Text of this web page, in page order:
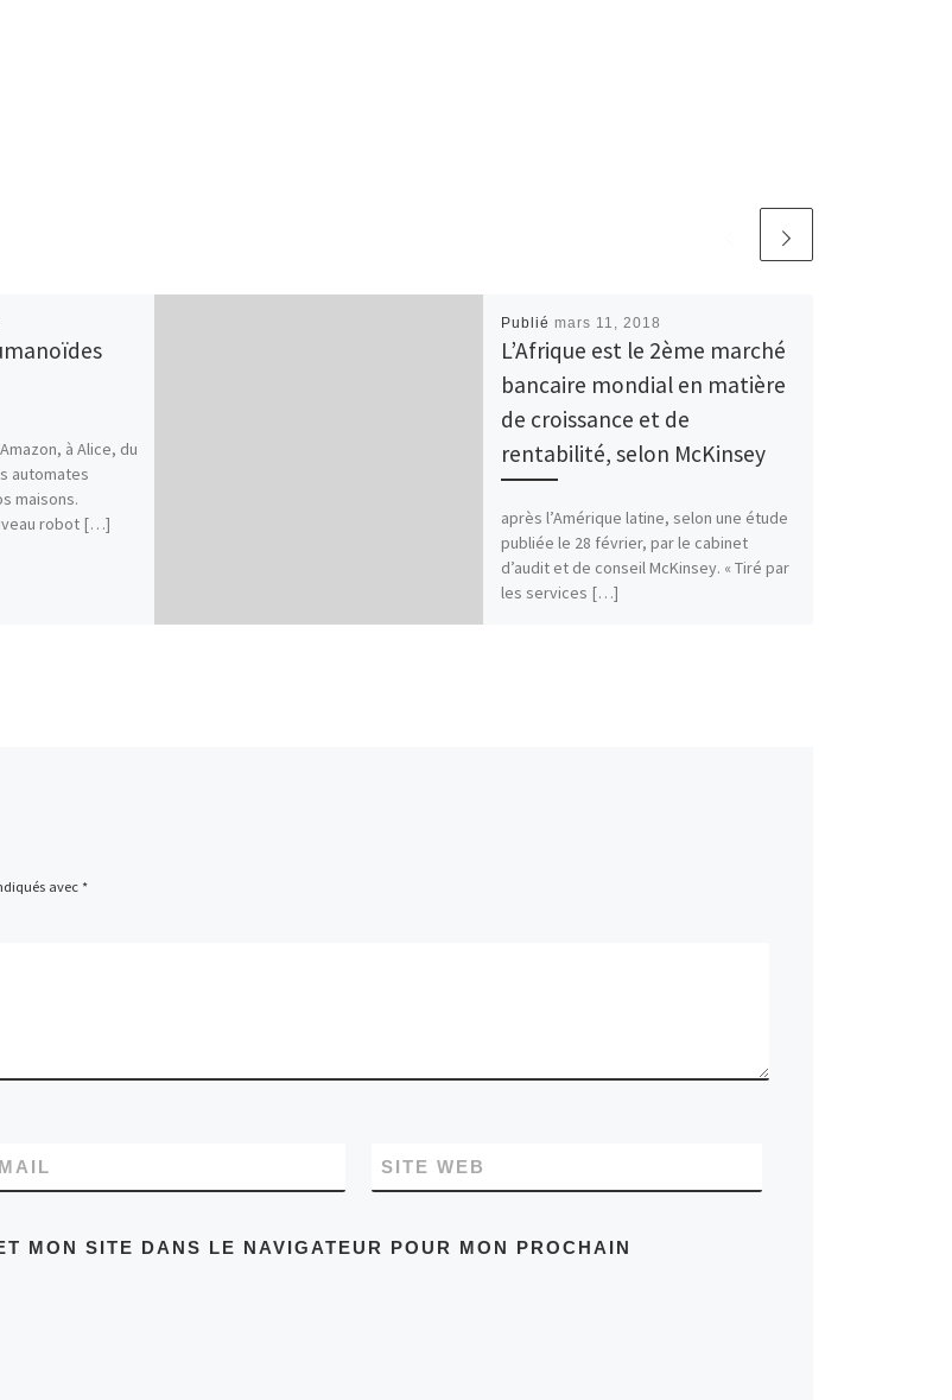
à Alice, du
automates
maisons.
robot […]
Publié mars 11, 2018
L’Afrique est le 2ème marché
bancaire mondial en matière
de croissance et de
rentabilité, selon McKinsey
après l’Amérique latine, selon une étude
publiée le 28 février, par le cabinet
d’audit et de conseil McKinsey. « Tiré par
les services […]
avec *
SITE WEB
MON SITE DANS LE NAVIGATEUR POUR MON PROCHAIN